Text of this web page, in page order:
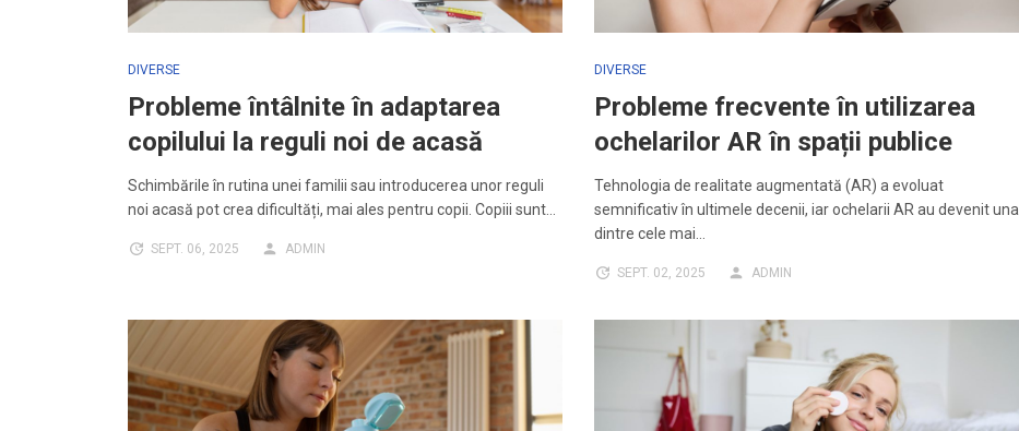
DIVERSE
Probleme întâlnite în adaptarea
copilului la reguli noi de acasă
Schimbările în rutina unei familii sau introducerea unor reguli
noi acasă pot crea dificultăți, mai ales pentru copii. Copiii sunt…
SEPT. 06, 2025 ADMIN
DIVERSE
Probleme frecvente în utilizarea
ochelarilor AR în spații publice
Tehnologia de realitate augmentată (AR) a evoluat
semnificativ în ultimele decenii, iar ochelarii AR au devenit una
dintre cele mai…
SEPT. 02, 2025 ADMIN